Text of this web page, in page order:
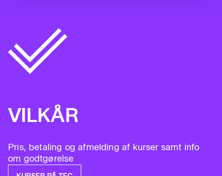
VILKÅR
Pris, betaling og afmelding af kurser samt info
om godtgørelse